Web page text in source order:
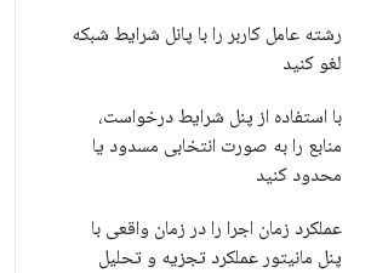
رشته عامل کاربر را با پانل شرایط شبکه
لغو کنید
با استفاده از پنل شرایط درخواست،
منابع را به صورت انتخابی مسدود یا
محدود کنید
عملکرد زمان اجرا را در زمان واقعی با
پنل مانیتور عملکرد تجزیه و تحلیل